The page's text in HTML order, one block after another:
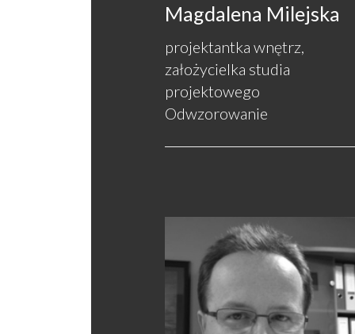
Magdalena Milejska
projektantka wnętrz,
założycielka studia
projektowego
Odwzorowanie